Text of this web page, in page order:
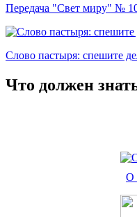
Передача "Свет миру" №
Слово пастыря: спешите
Что должен
О